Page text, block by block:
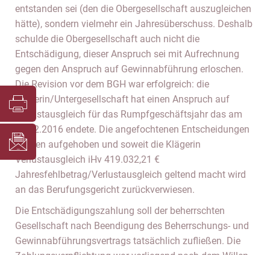
entstanden sei (den die Obergesellschaft auszugleichen
hätte), sondern vielmehr ein Jahresüberschuss. Deshalb
schulde die Obergesellschaft auch nicht die
Entschädigung, dieser Anspruch sei mit Aufrechnung
gegen den Anspruch auf Gewinnabführung erloschen.
Die Revision vor dem BGH war erfolgreich: die
Klägerin/Untergesellschaft hat einen Anspruch auf
Verlustausgleich für das Rumpfgeschäftsjahr das am
11.12.2016 endete. Die angefochtenen Entscheidungen
werden aufgehoben und soweit die Klägerin
Verlustausgleich iHv 419.032,21 €
Jahresfehlbetrag/Verlustausgleich geltend macht wird
an das Berufungsgericht zurückverwiesen.
Die Entschädigungszahlung soll der beherrschten
Gesellschaft nach Beendigung des Beherrschungs- und
Gewinnabführungsvertrags tatsächlich zufließen. Die